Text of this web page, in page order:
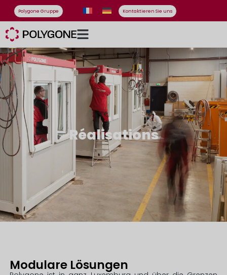
Polygone Gruppe Kontaktieren Sie uns
Réalisations
Modulare Lösungen